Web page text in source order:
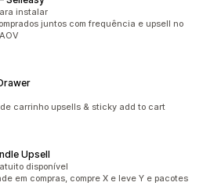
instalar
juntos com frequência e upsell no
carrinho upsells & sticky add to cart
Upsell
disponível
em compras, compre X e leve Y e pacotes